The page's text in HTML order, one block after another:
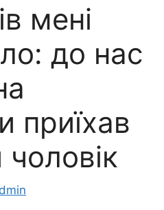
мені
до нас
приїхав
чоловік